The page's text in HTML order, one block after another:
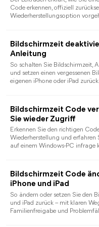
Alle
Face ID nicht
Lösungen
Kamera-Check und
Weg bei vergessenem
Bildschirmzeit-